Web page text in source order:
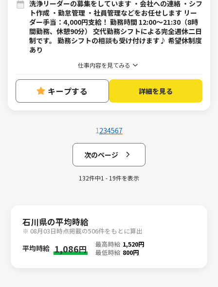
洗浄リーダーの募集をしています ・会社への連絡 ・シフ
ト作成 ・勤怠管理 ・社員管理などをお任せします リー
ダー手当：4,000円支給！ 勤務時間 12:00～21:30（8時
間勤務、休憩90分） 交代勤務シフトによる完全週休二日
制です。 勤務シフトの相談も受け付けます♪ 希望休制度
あり
仕事内容を見てみる
キープする 詳細を見る
1234567
次のページ
132件中1 - 19件を表示
石川県の平均時給
※ 08月03日時点掲載の506件をもとに算出
平均時給 1,086円 最高時給 1,520円
最低時給 800円